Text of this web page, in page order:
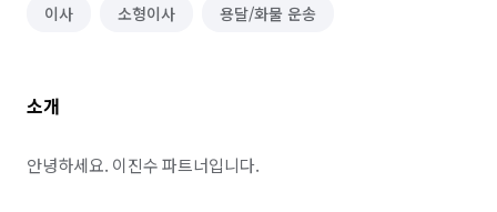
이사 소형이사 용달/화물 운송
소개
안녕하세요. 이진수 파트너입니다.